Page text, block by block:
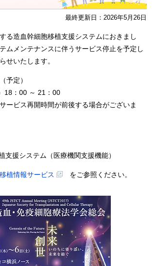
最終更新日：2026年5月26日
る造血幹細胞移植支援システムにおきまし
ムメンテナンスに伴うサービス停止を予定し
せいたします。
予定）
18：00 ～ 21：00
ービス再開時間が前後する場合がございま
支援システム（医療機関支援機能）
植情報サービス をご参照ください。